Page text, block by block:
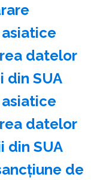
datelor
din SUA
datelor
din SUA
de